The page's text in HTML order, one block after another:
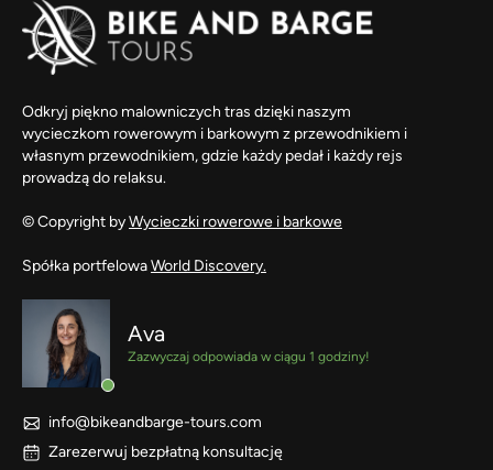
Odkryj piękno malowniczych tras dzięki naszym
wycieczkom rowerowym i barkowym z przewodnikiem i
własnym przewodnikiem, gdzie każdy pedał i każdy rejs
prowadzą do relaksu.
© Copyright byWycieczki rowerowe i barkowe
Spółka portfelowaWorld Discovery.
Ava
Zazwyczaj odpowiada w ciągu 1 godziny!
info@bikeandbarge-tours.com
Zarezerwuj bezpłatną konsultację